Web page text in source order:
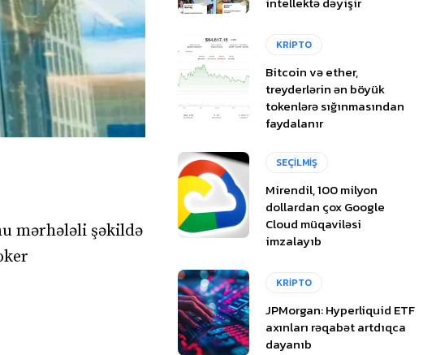
mərhələli şəkildə
KRİPTO
Bitcoin və ether,
treyderlərin ən böyük
tokenlərə sığınmasından
faydalanır
SEÇİLMİŞ
Mirendil, 100 milyon
dollardan çox Google
Cloud müqaviləsi
imzalayıb
KRİPTO
JPMorgan: Hyperliquid ETF
axınları rəqabət artdıqca
dayanıb